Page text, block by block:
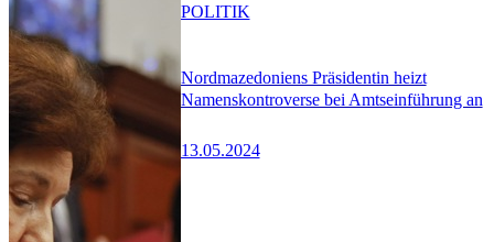
Nordmazedoniens Präsidentin heizt
Namenskontroverse bei Amtseinführung an
13.05.2024
POLITIK